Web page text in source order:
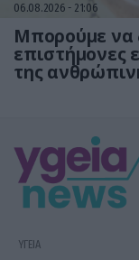
06.08.2026 21:06
Μπορούμε να
επιστήμονες
της
ΥΓΕΙΑ